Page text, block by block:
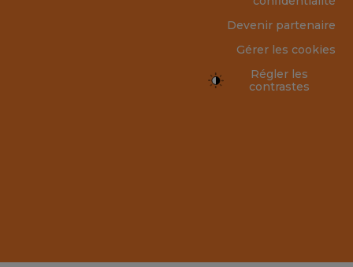
Devenir partenaire
Gérer les cookies
Régler les
contrastes